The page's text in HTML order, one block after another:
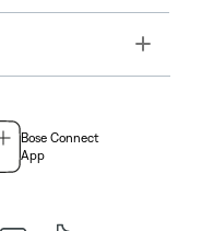
Toggle
Bose Connect
App